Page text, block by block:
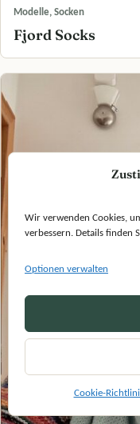
Wir verwenden Cookies,
verbessern. Details finden
Optionen verwalten
Cookie-
Modelle, Socken
Fjord Socks